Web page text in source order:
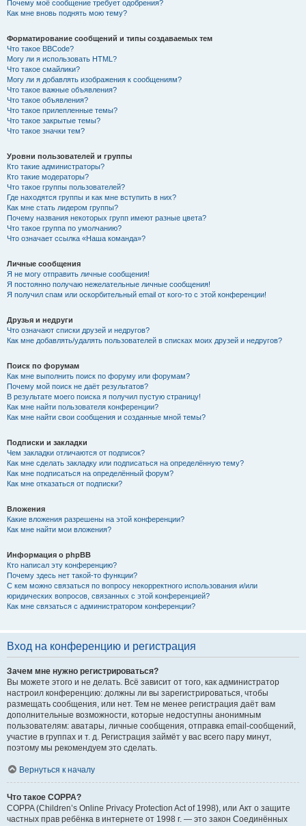
Почему моё сообщение требует одобрения?
Как мне вновь поднять мою тему?
Форматирование сообщений и типы создаваемых тем
Что такое BBCode?
Могу ли я использовать HTML?
Что такое смайлики?
Могу ли я добавлять изображения к сообщениям?
Что такое важные объявления?
Что такое объявления?
Что такое прилепленные темы?
Что такое закрытые темы?
Что такое значки тем?
Уровни пользователей и группы
Кто такие администраторы?
Кто такие модераторы?
Что такое группы пользователей?
Где находятся группы и как мне вступить в них?
Как мне стать лидером группы?
Почему названия некоторых групп имеют разные цвета?
Что такое группа по умолчанию?
Что означает ссылка «Наша команда»?
Личные сообщения
Я не могу отправить личные сообщения!
Я постоянно получаю нежелательные личные сообщения!
Я получил спам или оскорбительный email от кого-то с этой конференции!
Друзья и недруги
Что означают списки друзей и недругов?
Как мне добавлять/удалять пользователей в списках моих друзей и недругов?
Поиск по форумам
Как мне выполнить поиск по форуму или форумам?
Почему мой поиск не даёт результатов?
В результате моего поиска я получил пустую страницу!
Как мне найти пользователя конференции?
Как мне найти свои сообщения и созданные мной темы?
Подписки и закладки
Чем закладки отличаются от подписок?
Как мне сделать закладку или подписаться на определённую тему?
Как мне подписаться на определённый форум?
Как мне отказаться от подписки?
Вложения
Какие вложения разрешены на этой конференции?
Как мне найти мои вложения?
Информация о phpBB
Кто написал эту конференцию?
Почему здесь нет такой-то функции?
С кем можно связаться по вопросу некорректного использования и/или
юридических вопросов, связанных с этой конференцией?
Как мне связаться с администратором конференции?
Вход на конференцию и регистрация
Зачем мне нужно регистрироваться?
Вы можете этого и не делать. Всё зависит от того, как администратор
настроил конференцию: должны ли вы зарегистрироваться, чтобы
размещать сообщения, или нет. Тем не менее регистрация даёт вам
дополнительные возможности, которые недоступны анонимным
пользователям: аватары, личные сообщения, отправка email-сообщений,
участие в группах и т. д. Регистрация займёт у вас всего пару минут,
поэтому мы рекомендуем это сделать.
Вернуться к началу
Что такое COPPA?
COPPA (Children’s Online Privacy Protection Act of 1998), или Акт о защите
частных прав ребёнка в интернете от 1998 г. — это закон Соединённых